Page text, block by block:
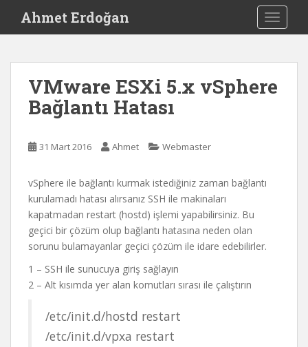
i
Ahmet Erdoğan
VMware ESXi 5.x vSphere
Bağlantı Hatası
31 Mart 2016 Ahmet Webmaster
vSphere ile bağlantı kurmak istediğiniz zaman bağlantı
kurulamadı hatası alırsanız SSH ile makinaları
kapatmadan restart (hostd) işlemi yapabilirsiniz. Bu
geçici bir çözüm olup bağlantı hatasına neden olan
sorunu bulamayanlar geçici çözüm ile idare edebilirler.
1 – SSH ile sunucuya giriş sağlayın
2 – Alt kısımda yer alan komutları sırası ile çalıştırın
/etc/init.d/hostd restart
/etc/init.d/vpxa restart